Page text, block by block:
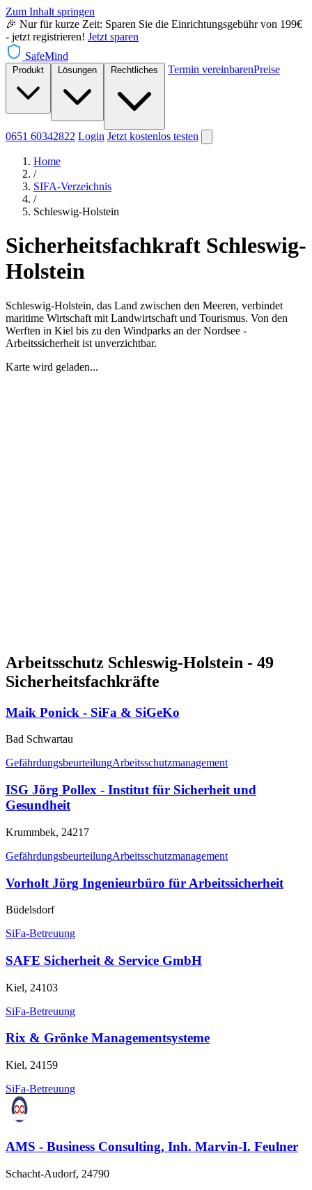
Zum Inhalt springen
🎉 Nur für kurze Zeit: Sparen Sie die Einrichtungsgebühr von 199€
- jetzt registrieren! Jetzt sparen
SafeMind
Termin vereinbarenPreise
0651 60342822 Login Jetzt kostenlos testen
Home
/
SIFA-Verzeichnis
/
Schleswig-Holstein
Sicherheitsfachkraft Schleswig-
Holstein
Schleswig-Holstein, das Land zwischen den Meeren, verbindet
maritime Wirtschaft mit Landwirtschaft und Tourismus. Von den
Werften in Kiel bis zu den Windparks an der Nordsee -
Arbeitssicherheit ist unverzichtbar.
Karte wird geladen...
Arbeitsschutz Schleswig-Holstein - 49
Sicherheitsfachkräfte
Maik Ponick - SiFa & SiGeKo
Bad Schwartau
GefährdungsbeurteilungArbeitsschutzmanagement
ISG Jörg Pollex - Institut für Sicherheit und
Gesundheit
Krummbek, 24217
GefährdungsbeurteilungArbeitsschutzmanagement
Vorholt Jörg Ingenieurbüro für Arbeitssicherheit
Büdelsdorf
SiFa-Betreuung
SAFE Sicherheit & Service GmbH
Kiel, 24103
SiFa-Betreuung
Rix & Grönke Managementsysteme
Kiel, 24159
SiFa-Betreuung
AMS - Business Consulting, Inh. Marvin-I. Feulner
Schacht-Audorf, 24790